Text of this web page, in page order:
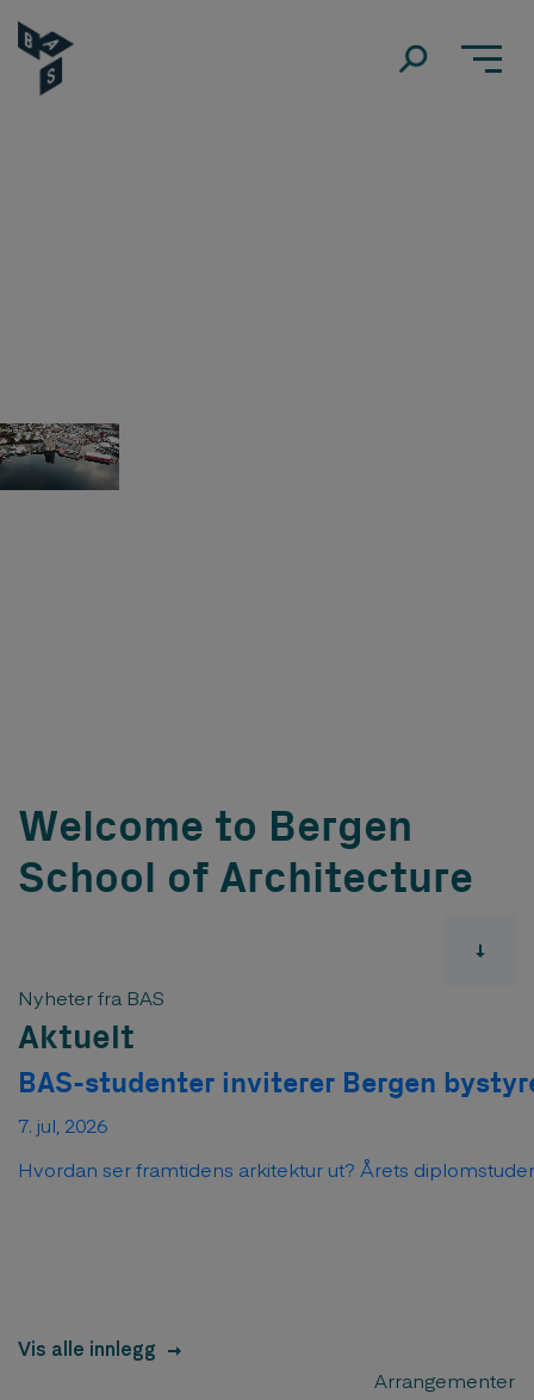
Welcome to Bergen
School of Architecture
Nyheter fra BAS
Aktuelt
BAS-studenter inviterer Bergen
7. jul, 2026
Hvordan ser framtidens arkitektur ut? Årets
Vis alle innlegg
Arrangementer